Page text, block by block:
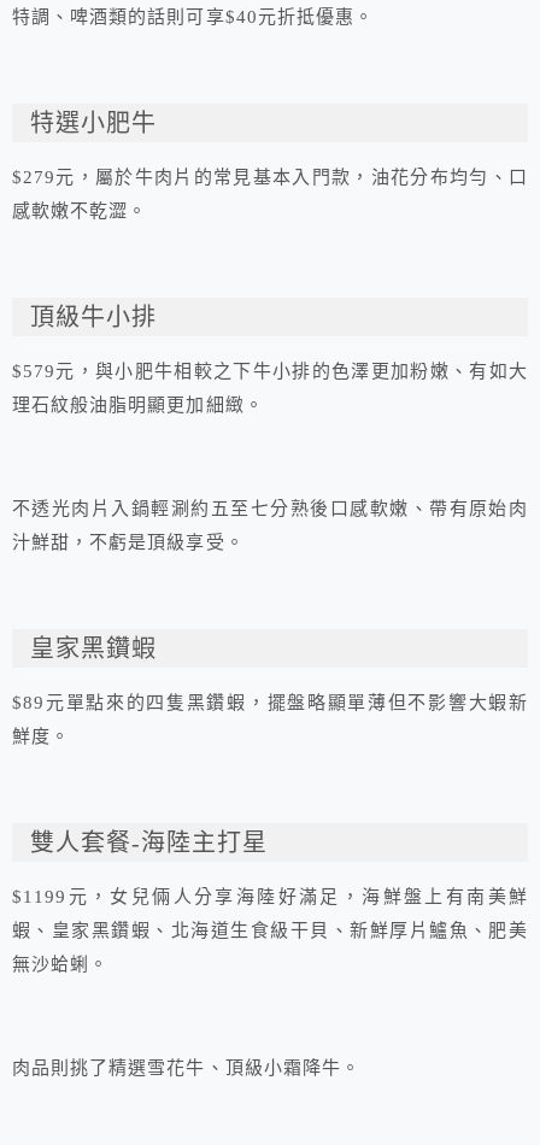
特調、啤酒類的話則可享$40元折抵優惠。
特選小肥牛
$279元，屬於牛肉片的常見基本入門款，油花分布均勻、口
感軟嫩不乾澀。
頂級牛小排
$579元，與小肥牛相較之下牛小排的色澤更加粉嫩、有如大
理石紋般油脂明顯更加細緻。
不透光肉片入鍋輕涮約五至七分熟後口感軟嫩、帶有原始肉
汁鮮甜，不虧是頂級享受。
皇家黑鑽蝦
$89元單點來的四隻黑鑽蝦，擺盤略顯單薄但不影響大蝦新
鮮度。
雙人套餐-海陸主打星
$1199元，女兒倆人分享海陸好滿足，海鮮盤上有南美鮮
蝦、皇家黑鑽蝦、北海道生食級干貝、新鮮厚片鱸魚、肥美
無沙蛤蜊。
肉品則挑了精選雪花牛、頂級小霜降牛。